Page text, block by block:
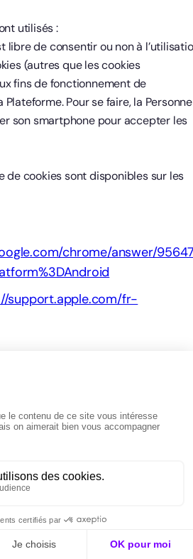
utilisés :
libre de consentir ou non à
(autres que les cookies
fins de fonctionnement de
Pour se faire, la Personne
son smartphone pour accepter les
de cookies sont disponibles sur les
chrome/answer/
support.apple.com/fr-
de la
peut être modifiée, complétée
par PROPPL, afin notamment
évolution légale, réglementaire,
des Données Personnelles
La Personne Concernée est invitée à